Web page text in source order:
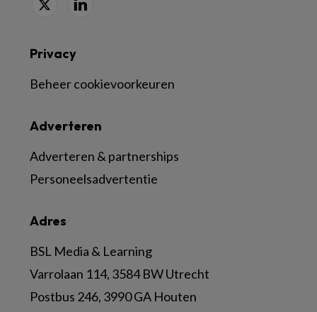
Adres
BSL Media & Learning
Varrolaan 114, 3584 BW Utrecht
Postbus 246, 3990 GA Houten
Adverteren
Adverteren & partnerships
Personeelsadvertentie
Privacy
Beheer cookievoorkeuren